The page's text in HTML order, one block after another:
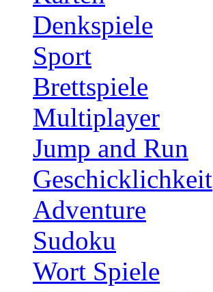
Denkspiele
Sport
Brettspiele
Multiplayer
Jump and Run
Geschicklichkeit
Adventure
Sudoku
Wort Spiele